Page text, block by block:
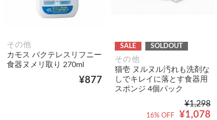
その他
カモス バクテレスリフニー
食器ヌメリ取り 270ml
¥877
SALE SOLDOUT
その他
猫壱 ヌルヌル汚れも洗剤な
しでキレイに落とす食器用
スポンジ 4個パック
¥1,298
¥1,078
16% OFF